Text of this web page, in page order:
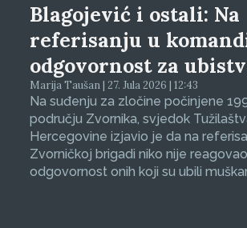
Blagojević i ostali: Na
referisanju u
odgovornost za
Marija Taušan | 27. Jula 2026 | 12:43
Na suđenju za zločine počinjene
području Zvornika, svjedok
Hercegovine izjavio je da na
Zvorničkoj brigadi niko nije
odgovornost onih koji su ubili